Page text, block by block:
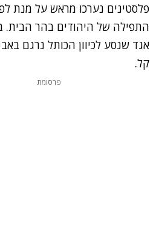
פלסטינים נערכו מראש על מנת
התפילה של היהודים בהר הבית.
קל.
פרסומת